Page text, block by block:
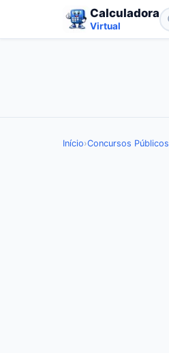
Calculadora
Virtual
Início›Concursos Públicos